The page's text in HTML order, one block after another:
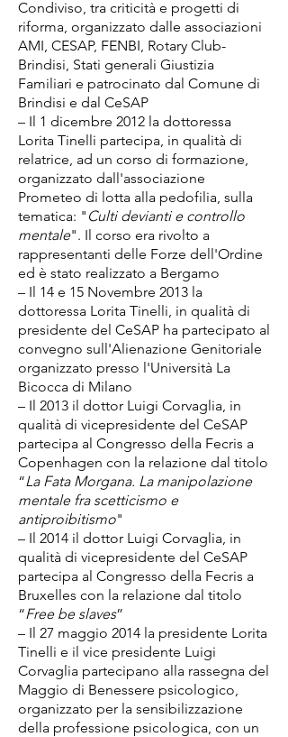
Condiviso, tra criticità e progetti di
riforma, organizzato dalle associazioni
AMI, CESAP, FENBI, Rotary Club-
Brindisi, Stati generali Giustizia
Familiari e patrocinato dal Comune di
Brindisi e dal CeSAP
– Il 1 dicembre 2012 la dottoressa
Lorita Tinelli partecipa, in qualità di
relatrice, ad un corso di formazione,
organizzato dall'associazione
Prometeo di lotta alla pedofilia, sulla
tematica: " Culti devianti e controllo
mentale". Il corso era rivolto a
rappresentanti delle Forze dell'Ordine
ed è stato realizzato a Bergamo
– Il 14 e 15 Novembre 2013 la
dottoressa Lorita Tinelli, in qualità di
presidente del CeSAP ha partecipato al
convegno sull'Alienazione Genitoriale
organizzato presso l'Università La
Bicocca di Milano
– Il 2013 il dottor Luigi Corvaglia, in
qualità di vicepresidente del CeSAP
partecipa al Congresso della Fecris a
Copenhagen con la relazione dal titolo
“La Fata Morgana. La manipolazione
mentale fra scetticismo e
antiproibitismo"
– Il 2014 il dottor Luigi Corvaglia, in
qualità di vicepresidente del CeSAP
partecipa al Congresso della Fecris a
Bruxelles con la relazione dal titolo
“Free be slaves”
– Il 27 maggio 2014 la presidente Lorita
Tinelli e il vice presidente Luigi
Corvaglia partecipano alla rassegna del
Maggio di Benessere psicologico,
organizzato per la sensibilizzazione
della professione psicologica, con un